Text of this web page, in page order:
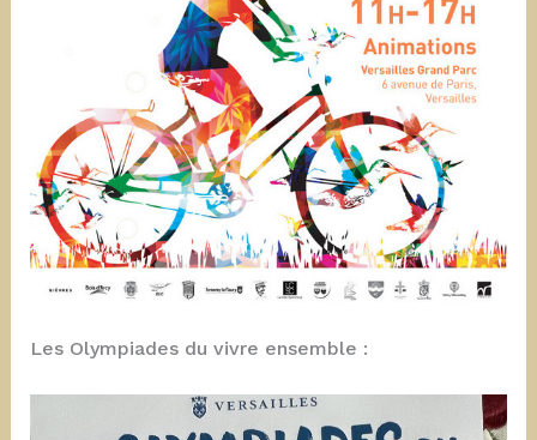
Les Olympiades du vivre ensemble :